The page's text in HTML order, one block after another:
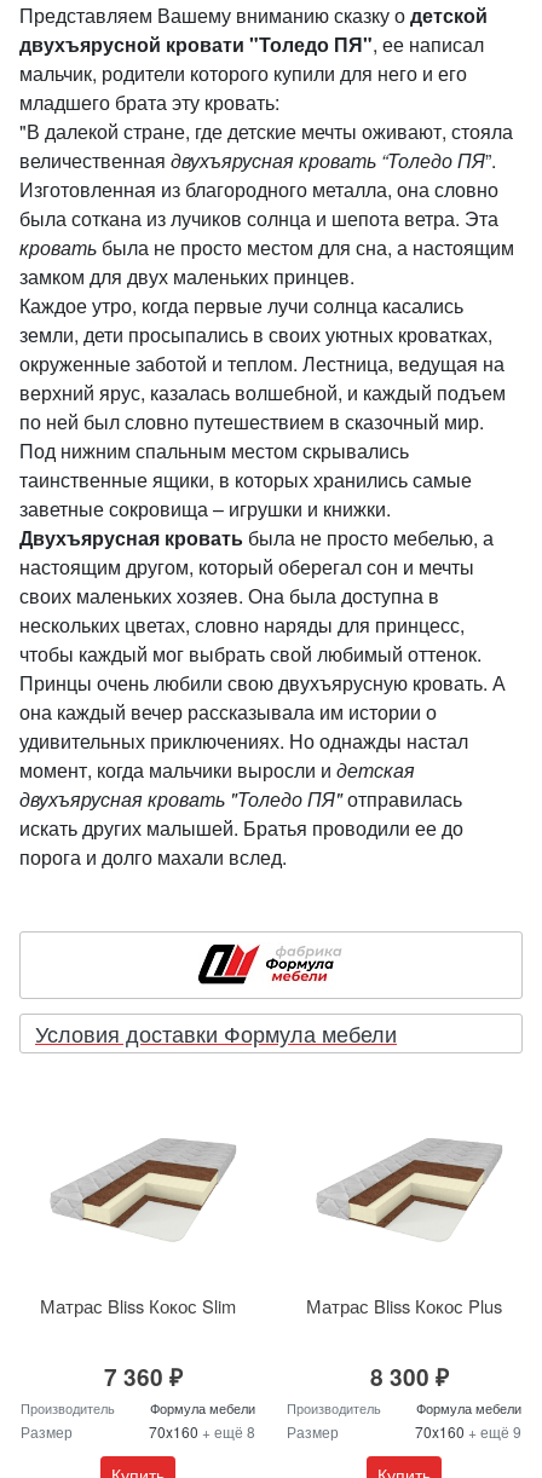
Представляем Вашему вниманию сказку одетской
двухъярусной кровати "Толедо ПЯ", ее написал
мальчик, родители которого купили для него и его
младшего брата эту кровать:
"В далекой стране, где детские мечты оживают, стояла
величественная двухъярусная кровать “Толедо ПЯ”.
Изготовленная из благородного металла, она словно
была соткана из лучиков солнца и шепота ветра. Эта
кровать была не просто местом для сна, а настоящим
замком для двух маленьких принцев.
Каждое утро, когда первые лучи солнца касались
земли, дети просыпались в своих уютных кроватках,
окруженные заботой и теплом. Лестница, ведущая на
верхний ярус, казалась волшебной, и каждый подъем
по ней был словно путешествием в сказочный мир.
Под нижним спальным местом скрывались
таинственные ящики, в которых хранились самые
заветные сокровища – игрушки и книжки.
Двухъярусная кровать была не просто мебелью, а
настоящим другом, который оберегал сон и мечты
своих маленьких хозяев. Она была доступна в
нескольких цветах, словно наряды для принцесс,
чтобы каждый мог выбрать свой любимый оттенок.
Принцы очень любили свою двухъярусную кровать. А
она каждый вечер рассказывала им истории о
удивительных приключениях. Но однажды настал
момент, когда мальчики выросли и детская
двухъярусная кровать "Толедо ПЯ"отправилась
искать других малышей. Братья проводили ее до
порога и долго махали вслед.
Условия доставки Формула мебели
Матрас Bliss Кокос Slim
7 360 ₽
Производитель Формула мебели
Размер 70x160 + ещё 8
Матрас Bliss Кокос Plus
8 300 ₽
Производитель Формула мебели
Размер 70x160 + ещё 9